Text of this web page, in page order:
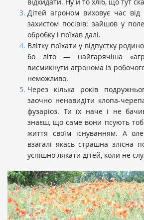
Дітей агроном виховує час від
захистом посівів: зайшов у
обробку і поїхав далі.
Влітку поїхати у відпустку
бо літо — найгарячіша
висмикнути агронома із
неможливо.
Через кілька років
заочно ненавидіти клопа-
фузаріоз. Ти їх наче і не
знаєш, що саме вони псують
життя своїм існуванням. А
взагалі якась страшна злісна
успішно лякати дітей, коли не